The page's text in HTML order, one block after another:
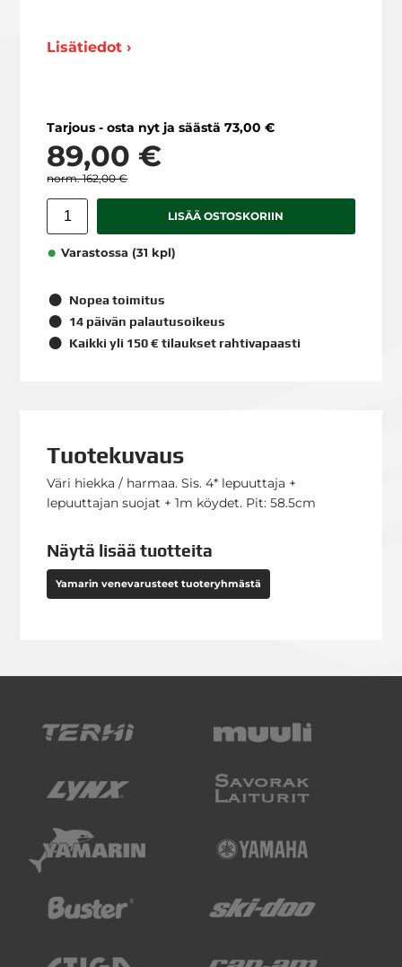
Lisätiedot ›
Tarjous - osta nyt ja säästä 73,00 €
89,00 €
162,00 €
LISÄÄ OSTOSKORIIN
Varastossa (31 kpl)
Nopea toimitus
14 päivän palautusoikeus
Kaikki yli 150 € tilaukset rahtivapaasti
Tuotekuvaus
Väri hiekka / harmaa. Sis. 4* lepuuttaja +
lepuuttajan suojat + 1m köydet. Pit: 58.5cm
Näytä lisää tuotteita
Yamarin venevarusteet tuoteryhmästä